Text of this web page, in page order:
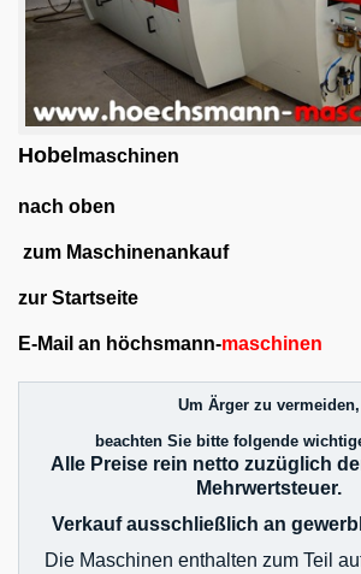
Hobel maschinen
nach oben
zum Maschinenankauf
zur Startseite
E-Mail an höchsmann-maschinen
Um Ärger zu vermeiden,
beachten Sie bitte folgende
Alle Preise rein netto zuzüglich
Mehrwertsteuer.
Verkauf ausschließlich an
Die Maschinen enthalten zum Teil